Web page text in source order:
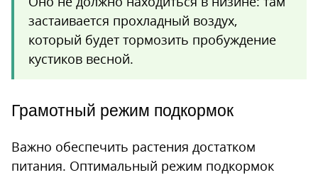
застаивается прохладный воздух,
который будет тормозить пробуждение
кустиков весной.
Грамотный режим подкормок
Важно обеспечить растения достатком
питания. Оптимальный режим подкормок